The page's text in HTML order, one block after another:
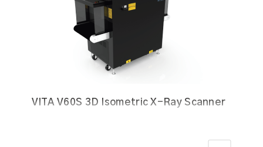
VITA V60S 3D Isometric X-Ray Scanner